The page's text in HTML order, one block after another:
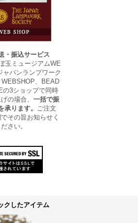
・振込サービス
玉ミュージアムWE
ャパンランプワーク
WEBSHOP、BEAD
の3ショップで同時
の場合、 一括で振
承ります。 ご注文
その旨お知らせく
ださい。
クしたアイテム